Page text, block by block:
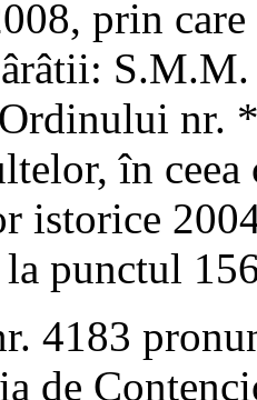
prin
S.M.M.
nr.
în ceea
istorice
la punctul
4183
de